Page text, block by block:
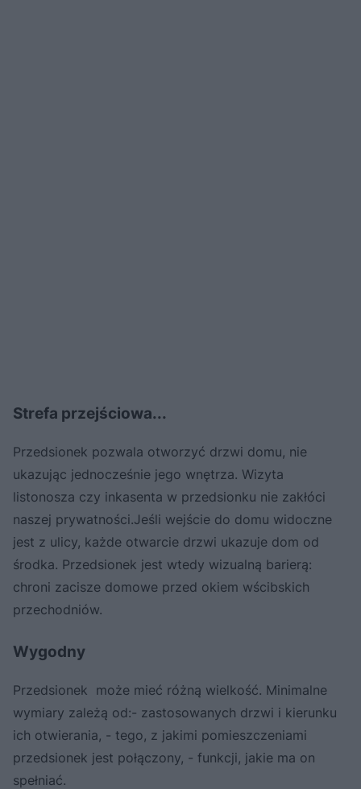
Strefa przejściowa...
Przedsionek pozwala otworzyć drzwi domu, nie
ukazując jednocześnie jego wnętrza. Wizyta
listonosza czy inkasenta w przedsionku nie zakłóci
naszej prywatności.Jeśli wejście do domu widoczne
jest z ulicy, każde otwarcie drzwi ukazuje dom od
środka. Przedsionek jest wtedy wizualną barierą:
chroni zacisze domowe przed okiem wścibskich
przechodniów.
Wygodny
Przedsionek może mieć różną wielkość. Minimalne
wymiary zależą od:- zastosowanych drzwi i kierunku
ich otwierania, - tego, z jakimi pomieszczeniami
przedsionek jest połączony, - funkcji, jakie ma on
spełniać.